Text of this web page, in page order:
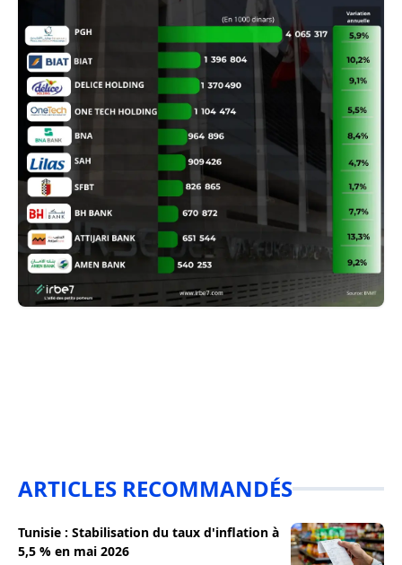
ARTICLES RECOMMANDÉS
Tunisie : Stabilisation du taux d'inflation à
5,5 % en mai 2026